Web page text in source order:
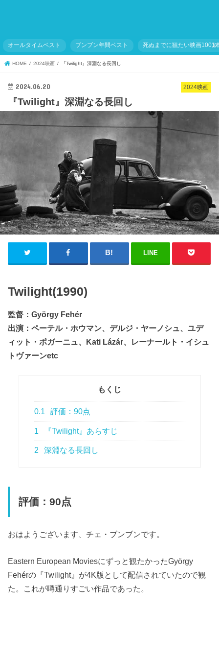
オールタイムベスト ブンブン年間ベスト 死ぬまでに観たい映画1001
HOME 2024映画 『Twilight』深淵なる長回し
2024映画
2024.06.20
『Twilight』深淵なる長回し
LINE
Twilight(1990)
監督：György Fehér
出演：ペーテル・ホウマン、デルジ・ヤーノシュ、ユデ
ィット・ポガーニュ、Kati Lázár、レーナールト・イシュ
トヴァーンetc
もくじ
0.1 評価：90点
1 『Twilight』あらすじ
2 深淵なる長回し
評価：90点
おはようございます、チェ・ブンブンです。
Eastern European Moviesにずっと観たかったGyörgy
Fehérの『Twilight』が4K版として配信されていたので観
た。これが噂通りすごい作品であった。